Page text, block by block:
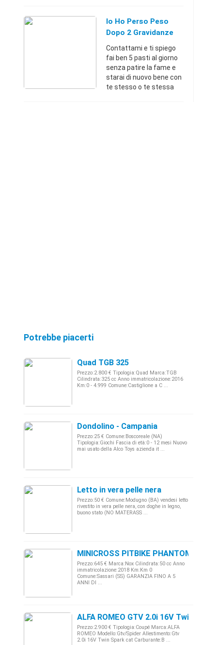
mensilità? Hai un
appartamento adatto ad
Io Ho Perso Peso
Dopo 2 Gravidanze
Tu Cosa Vuoi Fare?
Contattami e ti spiego
fai ben 5 pasti al giorno
senza patire la fame e
starai di nuovo bene con
te stesso o te stessa
Potrebbe piacerti
Quad TGB 325
Prezzo:2.800 € Tipologia:Quad Marca:TGB
Cilindrata:325 cc Anno immatricolazione:2016
Km:0 - 4.999 Comune:Castiglione a C ...
Dondolino - Campania
Prezzo:25 € Comune:Boscoreale (NA)
Tipologia:Giochi Fascia di età:0 - 12 mesi Nuovo
mai usato della Alco Toys azienda it ...
Letto in vera pelle nera
Prezzo:50 € Comune:Modugno (BA) vendesi letto
rivestito in vera pelle nera, con doghe in legno,
buono stato (NO MATERASS ...
MINICROSS PITBIKE PHANTOM 14/
Prezzo:645 € Marca:Nox Cilindrata:50 cc Anno
immatricolazione:2018 Km:Km 0
Comune:Sassari (SS) GARANZIA FINO A 5
ANNI DI ...
ALFA ROMEO GTV 2.0i 16V Twin
Prezzo:2.900 € Tipologia:Coupé Marca:ALFA
ROMEO Modello:Gtv/Spider Allestimento:Gtv
2.0i 16V Twin Spark cat Carburante:B ...